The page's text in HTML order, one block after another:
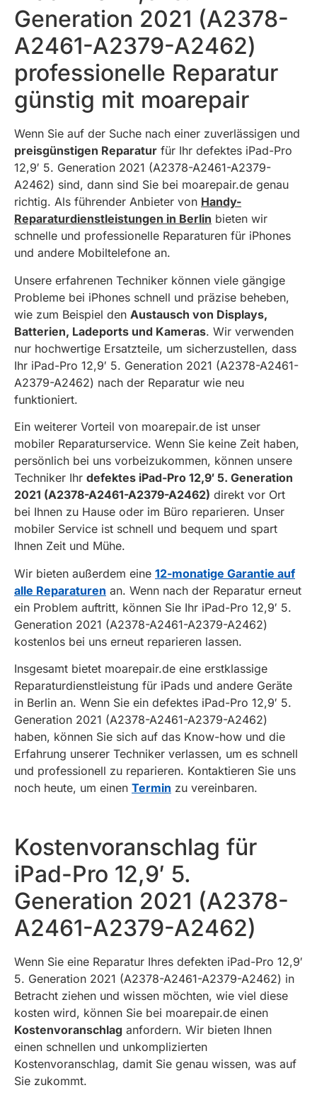
Generation 2021 (A2378-
A2461-A2379-A2462)
professionelle Reparatur
günstig mit moarepair
Wenn Sie auf der Suche nach einer zuverlässigen und
preisgünstigen Reparatur für Ihr defektes iPad-Pro
12,9′ 5. Generation 2021 (A2378-A2461-A2379-
A2462) sind, dann sind Sie bei moarepair.de genau
richtig. Als führender Anbieter von Handy-
Reparaturdienstleistungen in Berlin bieten wir
schnelle und professionelle Reparaturen für iPhones
und andere Mobiltelefone an.
Unsere erfahrenen Techniker können viele gängige
Probleme bei iPhones schnell und präzise beheben,
wie zum Beispiel den Austausch von Displays,
Batterien, Ladeports und Kameras. Wir verwenden
nur hochwertige Ersatzteile, um sicherzustellen, dass
Ihr iPad-Pro 12,9′ 5. Generation 2021 (A2378-A2461-
A2379-A2462) nach der Reparatur wie neu
funktioniert.
Ein weiterer Vorteil von moarepair.de ist unser
mobiler Reparaturservice. Wenn Sie keine Zeit haben,
persönlich bei uns vorbeizukommen, können unsere
Techniker Ihr defektes iPad-Pro 12,9′ 5. Generation
2021 (A2378-A2461-A2379-A2462) direkt vor Ort
bei Ihnen zu Hause oder im Büro reparieren. Unser
mobiler Service ist schnell und bequem und spart
Ihnen Zeit und Mühe.
Wir bieten außerdem eine 12-monatige Garantie auf
alle Reparaturen an. Wenn nach der Reparatur erneut
ein Problem auftritt, können Sie Ihr iPad-Pro 12,9′ 5.
Generation 2021 (A2378-A2461-A2379-A2462)
kostenlos bei uns erneut reparieren lassen.
Insgesamt bietet moarepair.de eine erstklassige
Reparaturdienstleistung für iPads und andere Geräte
in Berlin an. Wenn Sie ein defektes iPad-Pro 12,9′ 5.
Generation 2021 (A2378-A2461-A2379-A2462)
haben, können Sie sich auf das Know-how und die
Erfahrung unserer Techniker verlassen, um es schnell
und professionell zu reparieren. Kontaktieren Sie uns
noch heute, um einen Termin zu vereinbaren.
Kostenvoranschlag für
iPad-Pro 12,9′ 5.
Generation 2021 (A2378-
A2461-A2379-A2462)
Wenn Sie eine Reparatur Ihres defekten iPad-Pro 12,9′
5. Generation 2021 (A2378-A2461-A2379-A2462) in
Betracht ziehen und wissen möchten, wie viel diese
kosten wird, können Sie bei moarepair.de einen
Kostenvoranschlag anfordern. Wir bieten Ihnen
einen schnellen und unkomplizierten
Kostenvoranschlag, damit Sie genau wissen, was auf
Sie zukommt.